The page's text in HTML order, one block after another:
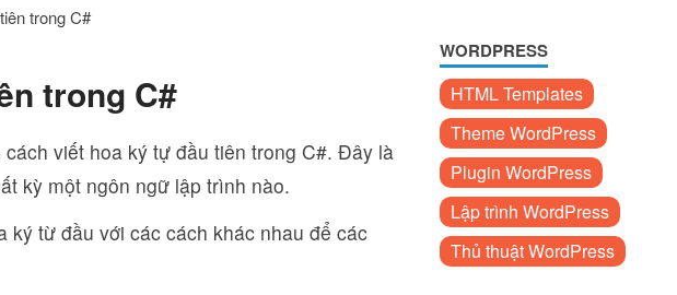
trong C#
trong C#
viết hoa ký tự đầu tiên trong C#. Đây là
kỳ một ngôn ngữ lập trình nào.
từ đầu với các cách khác nhau để các
WORDPRESS
HTML Templates
Theme WordPress
Plugin WordPress
Lập trình WordPress
Thủ thuật WordPress